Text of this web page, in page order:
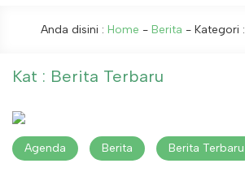
Anda disini : Home - Berita - Kategori :
Kat : Berita Terbaru
Agenda Berita Berita Terbaru